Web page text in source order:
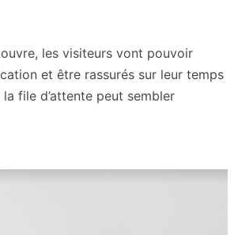
les visiteurs vont pouvoir
et être rassurés sur leur temps
la file d’attente peut sembler